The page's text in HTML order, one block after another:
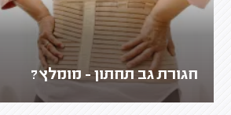
חגורת גב תחתון - מומלץ?